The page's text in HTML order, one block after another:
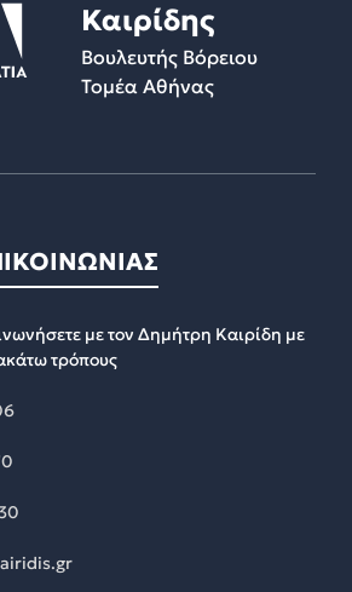
Καιρίδης
Βουλευτής Βόρειου
Τομέα Αθήνας
με τον Δημήτρη Καιρίδη με
τρόπους